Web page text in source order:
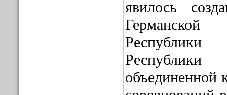
явилось
объединенной